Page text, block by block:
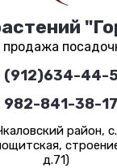
(912)634-44-
982-841-38-17
район,
д.71)